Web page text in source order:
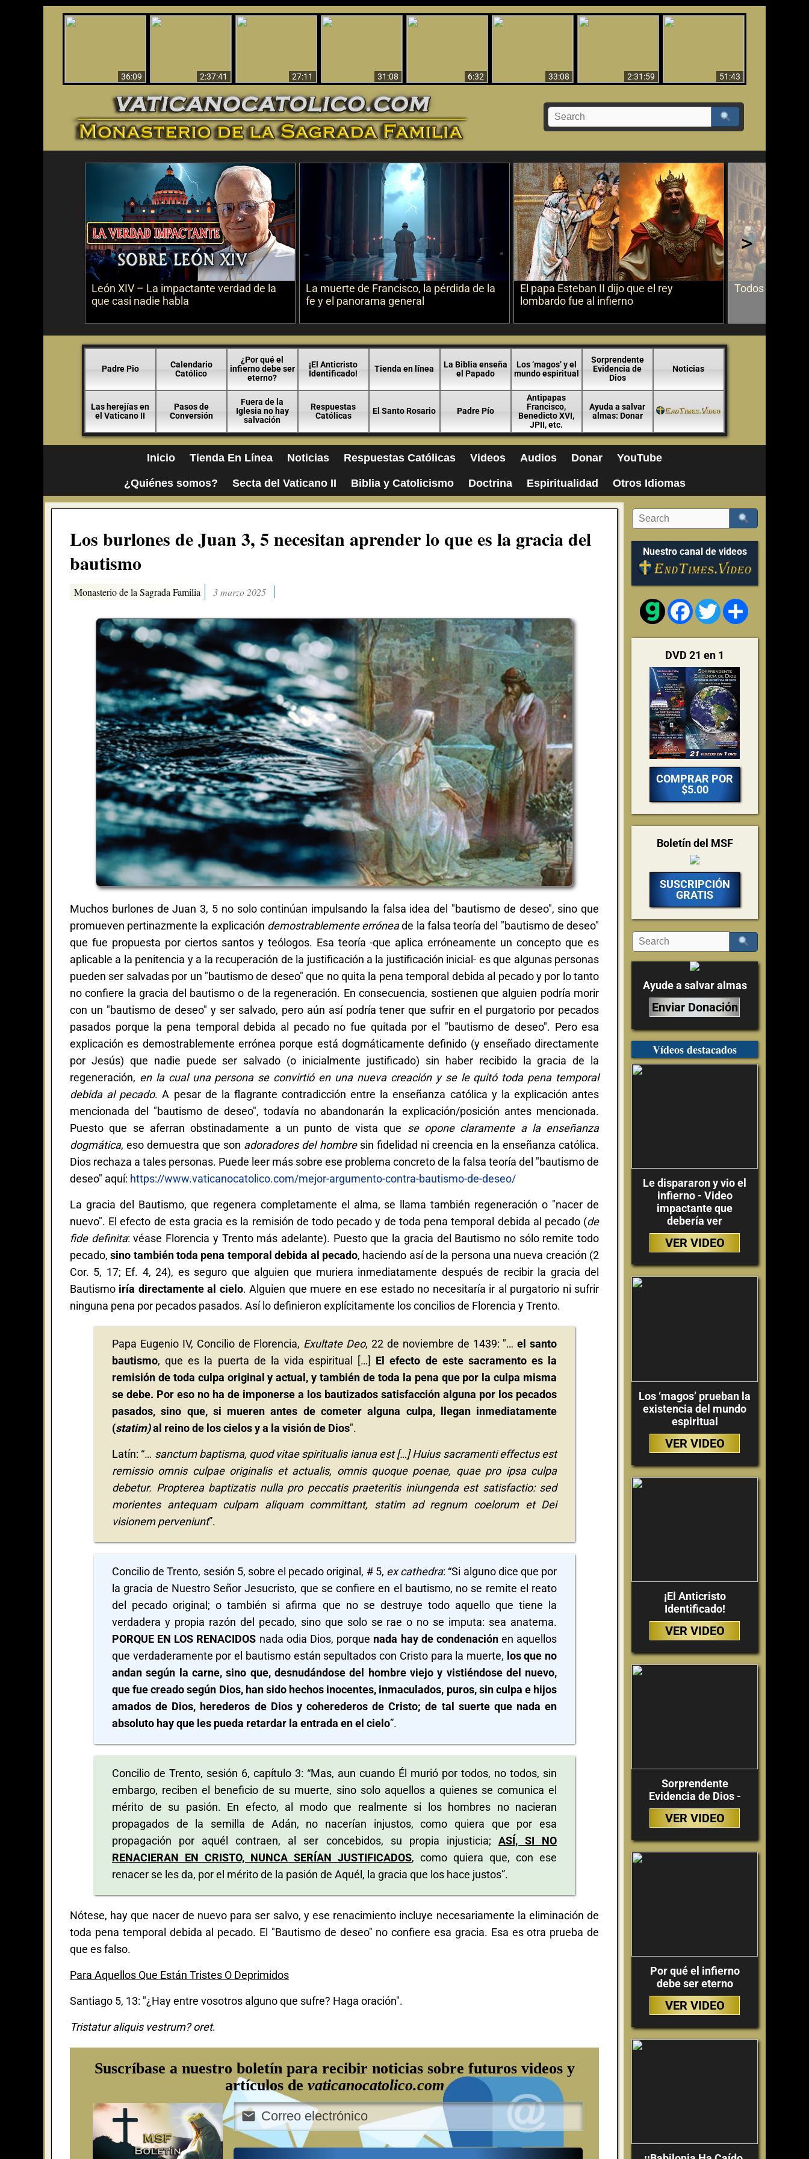
36:09
2:37:41
27:11
31:08 6:32 33:08 2:31:59
51:43
León XIV – La impactante verdad de la
que casi nadie habla
La muerte de Francisco, la pérdida de la
fe y el panorama general
El papa Esteban II dijo que el rey
lombardo fue al infierno
Todos los
>
Padre Pio
Calendario
Católico
¿Por qué el
infierno debe ser
eterno?
¡El Anticristo
Identificado!
Tienda en línea
La Biblia enseña
el Papado
Los ‘magos’ y el
mundo espiritual
Sorprendente
Evidencia de
Dios
Noticias
Las herejías en
el Vaticano II
Pasos de
Conversión
Fuera de la
Iglesia no hay
salvación
Respuestas
Católicas
El Santo Rosario Padre Pío
Antipapas
Francisco,
Benedicto XVI,
JPII, etc.
Ayuda a salvar
almas: Donar
Inicio Tienda En Línea Noticias Respuestas Católicas Videos Audios Donar YouTube
¿Quiénes somos? Secta del Vaticano II Biblia y Catolicismo Doctrina Espiritualidad Otros Idiomas
Los burlones de Juan 3, 5 necesitan aprender lo que es la gracia del
bautismo
Monasterio de la Sagrada Familia 3 marzo 2025
Muchos burlones de Juan 3, 5 no solo continúan impulsando la falsa idea del "bautismo de deseo", sino que
promueven pertinazmente la explicación demostrablemente erróneade la falsa teoría del "bautismo de deseo"
que fue propuesta por ciertos santos y teólogos. Esa teoría -que aplica erróneamente un concepto que es
aplicable a la penitencia y a la recuperación de la justificación a la justificación inicial- es que algunas personas
pueden ser salvadas por un "bautismo de deseo" que no quita la pena temporal debida al pecado y por lo tanto
no confiere la gracia del bautismo o de la regeneración. En consecuencia, sostienen que alguien podría morir
con un "bautismo de deseo" y ser salvado, pero aún así podría tener que sufrir en el purgatorio por pecados
pasados porque la pena temporal debida al pecado no fue quitada por el "bautismo de deseo". Pero esa
explicación es demostrablemente errónea porque está dogmáticamente definido (y enseñado directamente
por Jesús) que nadie puede ser salvado (o inicialmente justificado) sin haber recibido la gracia de la
regeneración, en la cual una persona se convirtió en una nueva creación y se le quitó toda pena temporal
debida al pecado. A pesar de la flagrante contradicción entre la enseñanza católica y la explicación antes
mencionada del "bautismo de deseo", todavía no abandonarán la explicación/posición antes mencionada.
Puesto que se aferran obstinadamente a un punto de vista que se opone claramente a la enseñanza
dogmática, eso demuestra que son adoradores del hombresin fidelidad ni creencia en la enseñanza católica.
Dios rechaza a tales personas. Puede leer más sobre ese problema concreto de la falsa teoría del "bautismo de
deseo" aquí: https://www.vaticanocatolico.com/mejor-argumento-contra-bautismo-de-deseo/
La gracia del Bautismo, que regenera completamente el alma, se llama también regeneración o "nacer de
nuevo". El efecto de esta gracia es la remisión de todo pecado y de toda pena temporal debida al pecado (de
fide definita: véase Florencia y Trento más adelante). Puesto que la gracia del Bautismo no sólo remite todo
pecado,sino también toda pena temporal debida al pecado, haciendo así de la persona una nueva creación (2
Cor. 5, 17; Ef. 4, 24), es seguro que alguien que muriera inmediatamente después de recibir la gracia del
Bautismo iría directamente al cielo. Alguien que muere en ese estado no necesitaría ir al purgatorio ni sufrir
ninguna pena por pecados pasados. Así lo definieron explícitamente los concilios de Florencia y Trento.
Papa Eugenio IV, Concilio de Florencia, Exultate Deo, 22 de noviembre de 1439: "…el santo
bautismo, que es la puerta de la vida espiritual […] El efecto de este sacramento es la
remisión de toda culpa original y actual, y también de toda la pena que por la culpa misma
se debe. Por eso no ha de imponerse a los bautizados satisfacción alguna por los pecados
pasados, sino que, si mueren antes de cometer alguna culpa, llegan inmediatamente
(statim)al reino de los cielos y a la visión de Dios".
Latín: “… sanctum baptisma, quod vitae spiritualis ianua est […] Huius sacramenti effectus est
remissio omnis culpae originalis et actualis, omnis quoque poenae, quae pro ipsa culpa
debetur. Propterea baptizatis nulla pro peccatis praeteritis iniungenda est satisfactio: sed
morientes antequam culpam aliquam committant, statim ad regnum coelorum et Dei
visionem perveniunt”.
Concilio de Trento, sesión 5, sobre el pecado original, # 5, ex cathedra: “Si alguno dice que por
la gracia de Nuestro Señor Jesucristo, que se confiere en el bautismo, no se remite el reato
del pecado original; o también si afirma que no se destruye todo aquello que tiene la
verdadera y propia razón del pecado, sino que solo se rae o no se imputa: sea anatema.
PORQUE EN LOS RENACIDOS nada odia Dios, porque nada hay de condenaciónen aquellos
que verdaderamente por el bautismo están sepultados con Cristo para la muerte, los que no
andan según la carne, sino que, desnudándose del hombre viejo y vistiéndose del nuevo,
que fue creado según Dios, han sido hechos inocentes, inmaculados, puros, sin culpa e hijos
amados de Dios, herederos de Dios y coherederos de Cristo; de tal suerte que nada en
absoluto hay que les pueda retardar la entrada en el cielo”.
Concilio de Trento, sesión 6, capítulo 3: “Mas, aun cuando Él murió por todos, no todos, sin
embargo, reciben el beneficio de su muerte, sino solo aquellos a quienes se comunica el
mérito de su pasión. En efecto, al modo que realmente si los hombres no nacieran
propagados de la semilla de Adán, no nacerían injustos, como quiera que por esa
propagación por aquél contraen, al ser concebidos, su propia injusticia; ASÍ, SI NO
RENACIERAN EN CRISTO, NUNCA SERÍAN JUSTIFICADOS, como quiera que, con ese
renacer se les da, por el mérito de la pasión de Aquél, la gracia que los hace justos”.
Nótese, hay que nacer de nuevo para ser salvo, y ese renacimiento incluye necesariamente la eliminación de
toda pena temporal debida al pecado. El "Bautismo de deseo" no confiere esa gracia. Esa es otra prueba de
que es falso.
Para Aquellos Que Están Tristes O Deprimidos
Santiago 5, 13: "¿Hay entre vosotros alguno que sufre? Haga oración".
Tristatur aliquis vestrum? oret.
Suscríbase a nuestro boletín para recibir noticias sobre futuros videos y
artículos de vaticanocatolico.com
Nuestro canal de videos
FacebookTwitter
DVD 21 en 1
COMPRAR POR
$5.00
Boletín del MSF
SUSCRIPCIÓN
GRATIS
Ayude a salvar almas
Enviar Donación
Vídeos destacados
Le dispararon y vio el
infierno - Video
impactante que
debería ver
VER VIDEO
Los ‘magos’ prueban la
existencia del mundo
espiritual
VER VIDEO
¡El Anticristo
Identificado!
VER VIDEO
Sorprendente
Evidencia de Dios -
VER VIDEO
Por qué el infierno
debe ser eterno
VER VIDEO